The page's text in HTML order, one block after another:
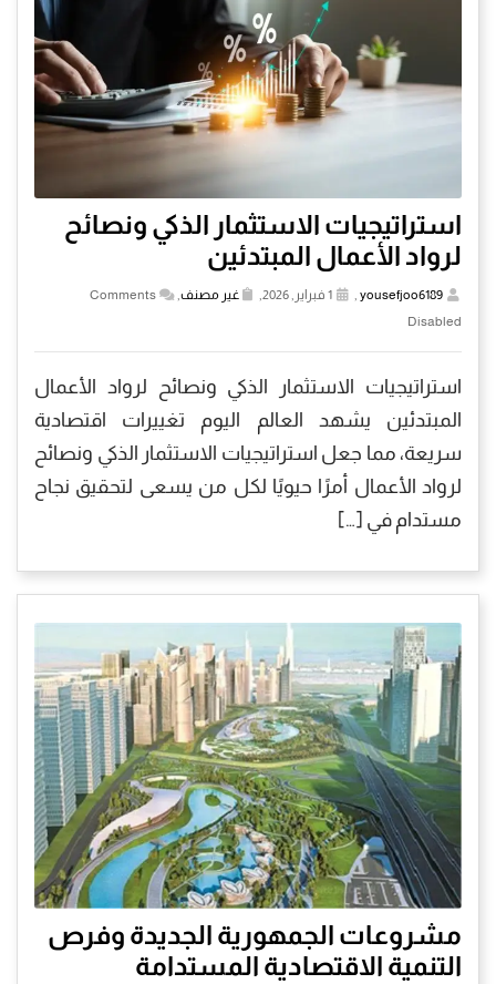
استراتيجيات الاستثمار الذكي ونصائح
لرواد الأعمال المبتدئين
yousefjoo6189
, غير مصنف,
Comments
Disabled
استراتيجيات الاستثمار الذكي ونصائح لرواد الأعمال
المبتدئين يشهد العالم اليوم تغييرات اقتصادية
سريعة، مما جعل استراتيجيات الاستثمار الذكي ونصائح
لرواد الأعمال أمرًا حيويًا لكل من يسعى لتحقيق نجاح
مستدام في […]
مشروعات الجمهورية الجديدة وفرص
التنمية الاقتصادية المستدامة